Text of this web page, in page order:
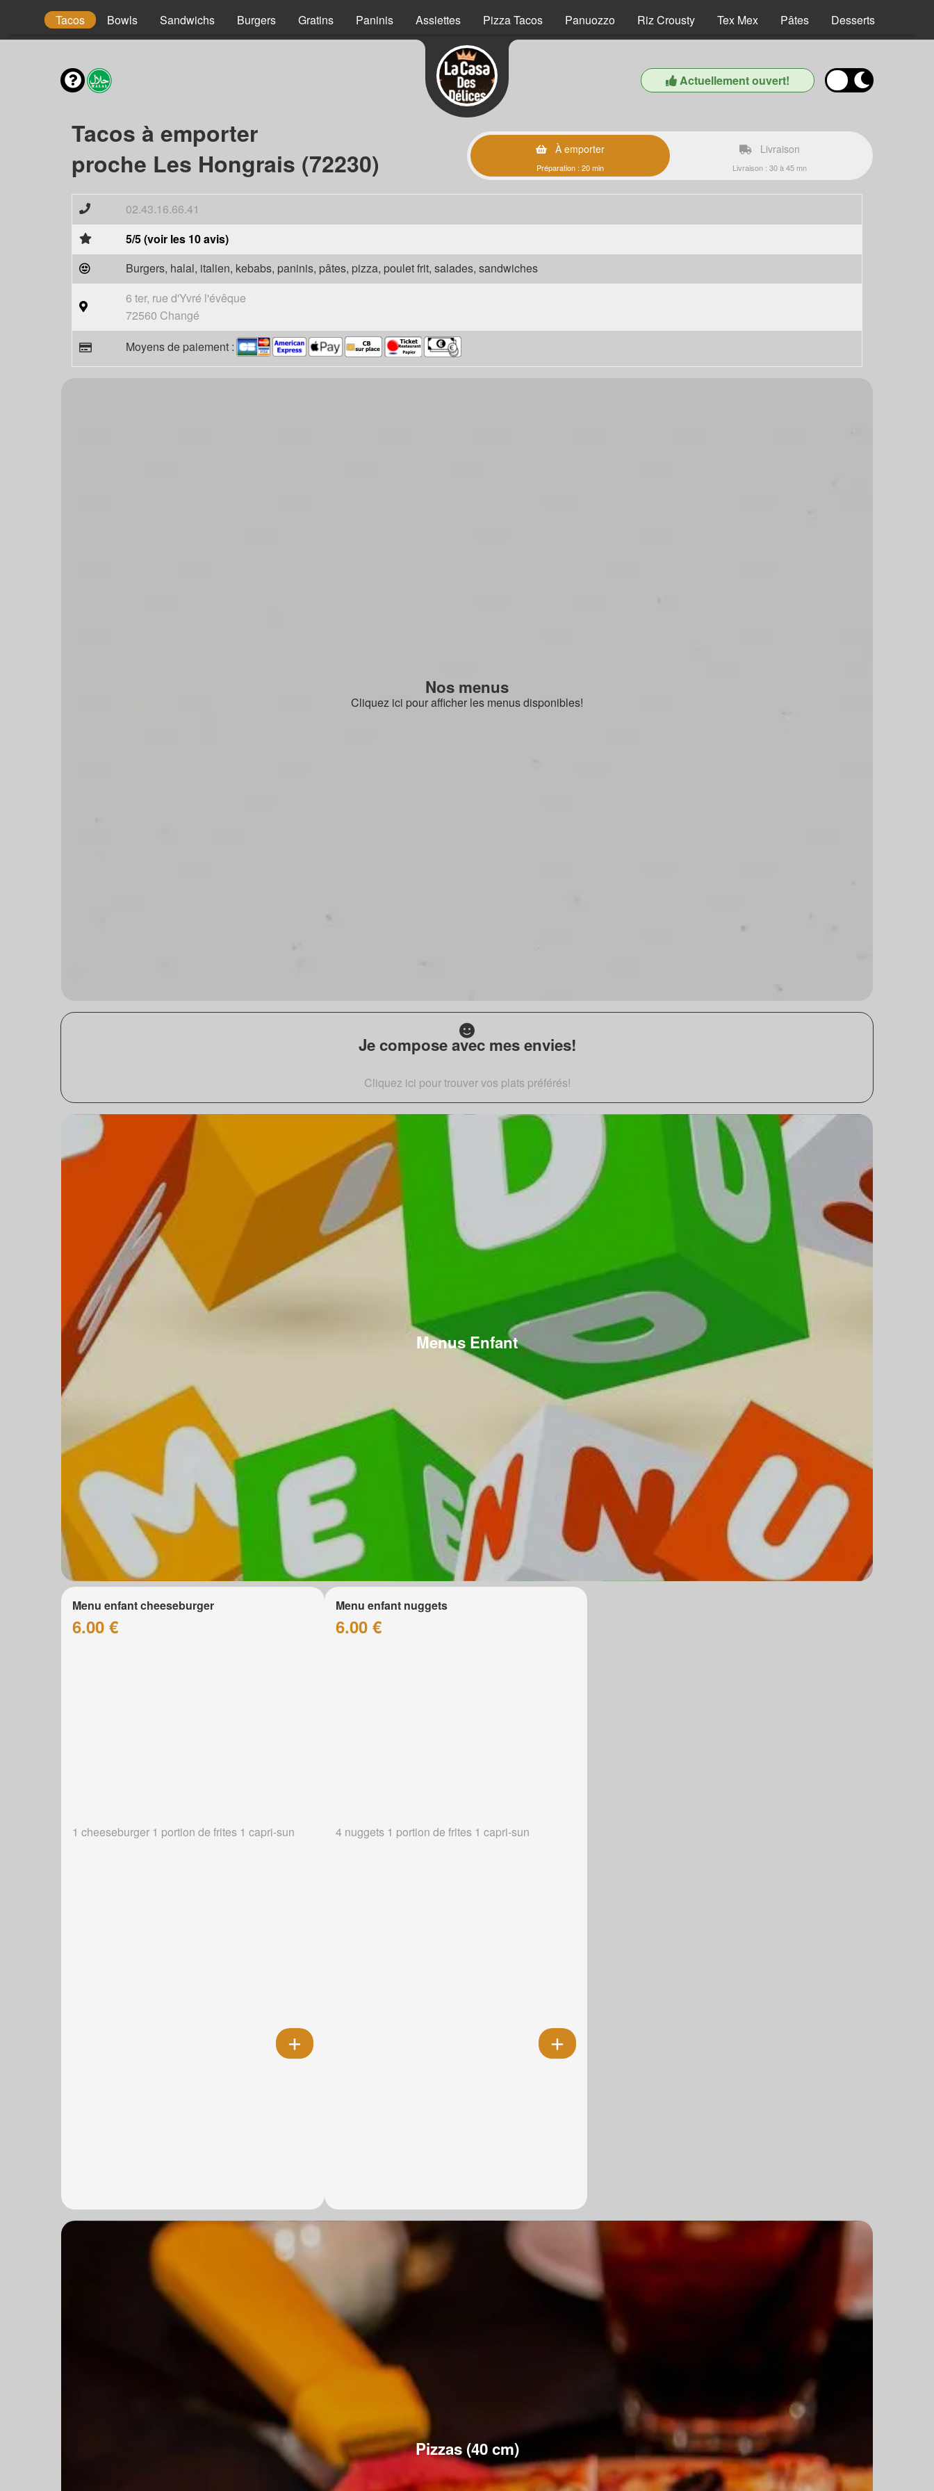
Tacos Bowls Sandwichs Burgers Gratins Paninis Assiettes Pizza Tacos Panuozzo Riz Crousty Tex Mex Pâtes Desserts
Actuellement ouvert!
Tacos à emporter
proche Les Hongrais (72230)
À emporter
Préparation : 20 min
Livraison
Livraison : 30 à 45 mn
02.43.16.66.41
5/5 (voir les 10 avis)
Burgers, halal, italien, kebabs, paninis, pâtes, pizza, poulet frit, salades, sandwiches
6 ter, rue d'Yvré l'évêque
72560 Changé
Moyens de paiement :
Nos menus
Cliquez ici pour afficher les menus disponibles!
Je compose avec mes envies!
Cliquez ici pour trouver vos plats préférés!
Menus Enfant
Menu enfant cheeseburger
6.00 €
1 cheeseburger 1 portion de frites 1 capri-sun
Menu enfant nuggets
6.00 €
4 nuggets 1 portion de frites 1 capri-sun
Pizzas (40 cm)